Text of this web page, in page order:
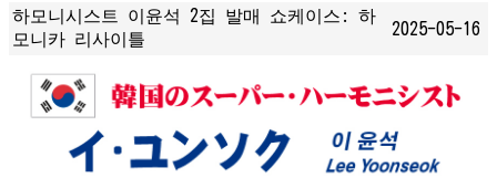
하모니시스트 이윤석 2집 발매 쇼케이스: 하
모니카 리사이틀
2025-05-16